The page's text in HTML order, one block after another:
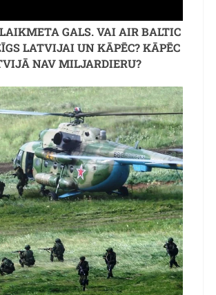
GALS. VAI AIR BALTIC
LATVIJAI UN KĀPĒC? KĀPĒC
NAV MILJARDIERU?